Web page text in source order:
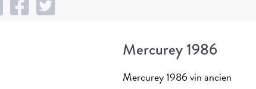
Mercurey 1986
Mercurey 1986 vin ancien